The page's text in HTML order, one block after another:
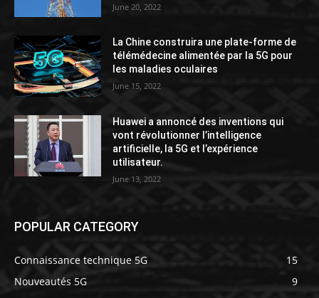
June 20, 2022
La Chine construira une plate-forme de
télémédecine alimentée par la 5G pour
les maladies oculaires
June 15, 2022
Huawei a annoncé des inventions qui
vont révolutionner l’intelligence
artificielle, la 5G et l’expérience
utilisateur.
June 13, 2022
POPULAR CATEGORY
Connaissance technique 5G
15
Nouveautés 5G
9